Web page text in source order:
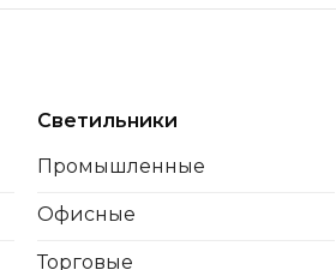
Светильники
Промышленные
Офисные
Торговые